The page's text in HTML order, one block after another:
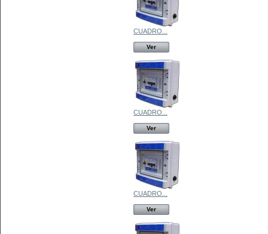
CUADRO...
Ver
CUADRO...
Ver
CUADRO...
Ver